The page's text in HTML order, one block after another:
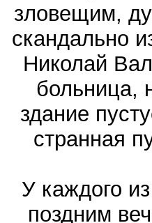
зловещим,
скандально
Николай
больница,
здание
странная
У каждого
поздним